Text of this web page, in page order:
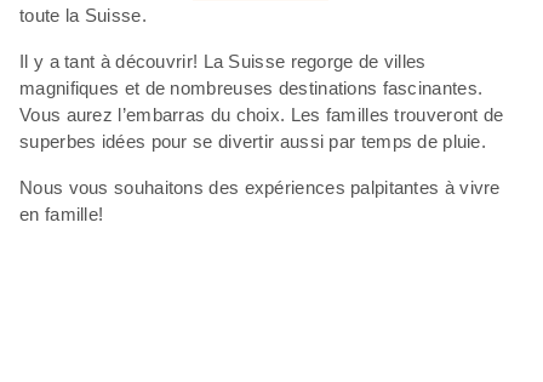
toute la Suisse.
Il y a tant à découvrir! La Suisse regorge de villes
magnifiques et de nombreuses destinations fascinantes.
Vous aurez l’embarras du choix. Les familles trouveront de
superbes idées pour se divertir aussi par temps de pluie.
Nous vous souhaitons des expériences palpitantes à vivre
en famille!